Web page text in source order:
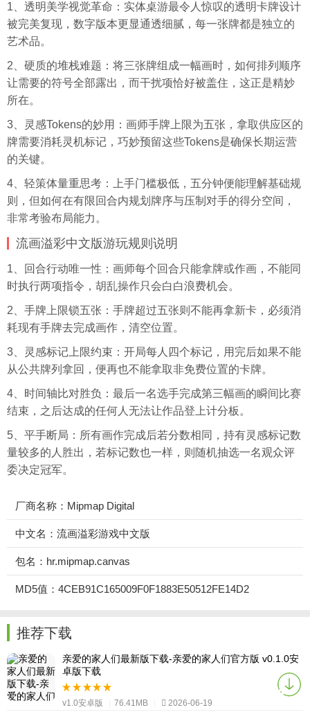
1、透明美学视觉革命：实体桌游最令人惊叹的透明卡牌设计
被完美复现，数字版本更显通透细腻，每一张牌都是独立的
艺术品。
2、硬质的堆栈难题：将三张牌组成一幅画时，如何排列顺序
让需要的符号全部露出，而干扰项恰好被盖住，这正是精妙
所在。
3、灵感Tokens的妙用：画师手牌上限为五张，拿取供应区的
牌需要消耗灵机标记，巧妙预留这些Tokens是确保长期运营
的关键。
4、轻策体量重思考：上手门槛极低，五分钟便能理解基础规
则，但如何在有限回合内规划牌序与压制对手的得分空间，
非常考验布局能力。
流画溢彩中文版游玩规则说明
1、回合行动唯一性：画师每个回合只能拿牌或作画，不能同
时执行两项指令，胡乱操作只会白白浪费机会。
2、手牌上限锁五张：手牌超过五张则不能再拿新卡，必须消
耗现有手牌去完成画作，清空位置。
3、灵感标记上限约束：开局每人四个标记，用完后如果不能
从公共牌列拿回，便再也不能拿取非免费位置的卡牌。
4、时间轴比对胜负：最后一名选手完成第三幅画的瞬间比赛
结束，之后达成的任何人无法让作品登上计分板。
5、平手断局：所有画作完成后若分数相同，持有灵感标记数
量较多的人胜出，若标记数也一样，则随机抽选一名观众评
委决定冠军。
厂商名称：Mipmap Digital
中文名：流画溢彩游戏中文版
包名：hr.mipmap.canvas
MD5值：4CEB91C165009F0F1883E50512FE14D2
推荐下载
亲爱的家人们最新版下载-亲爱的家人们官方版 v0.1.0安
卓版下载
v1.0安卓版 76.41MB 2026-06-19